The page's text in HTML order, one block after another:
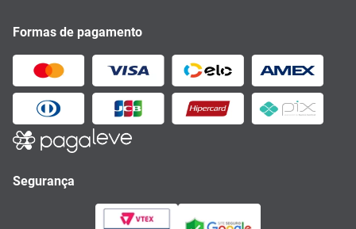
Formas de pagamento
Segurança